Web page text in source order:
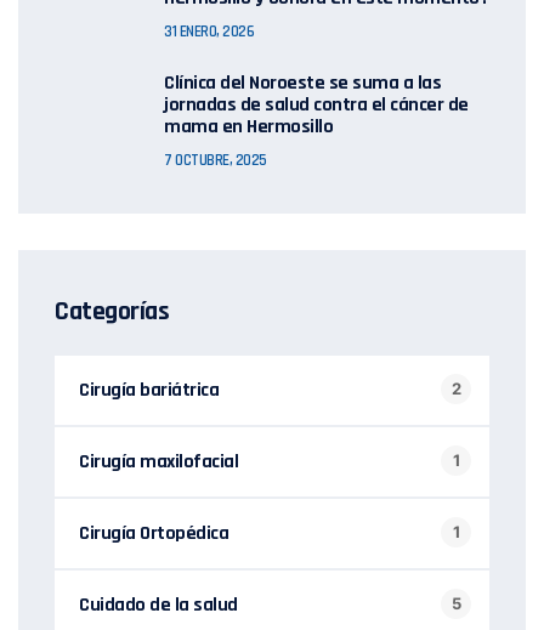
31 ENERO, 2026
Clínica del Noroeste se suma a las
jornadas de salud contra el cáncer de
mama en Hermosillo
7 OCTUBRE, 2025
Categorías
Cirugía bariátrica 2
Cirugía maxilofacial 1
Cirugía Ortopédica 1
Cuidado de la salud 5